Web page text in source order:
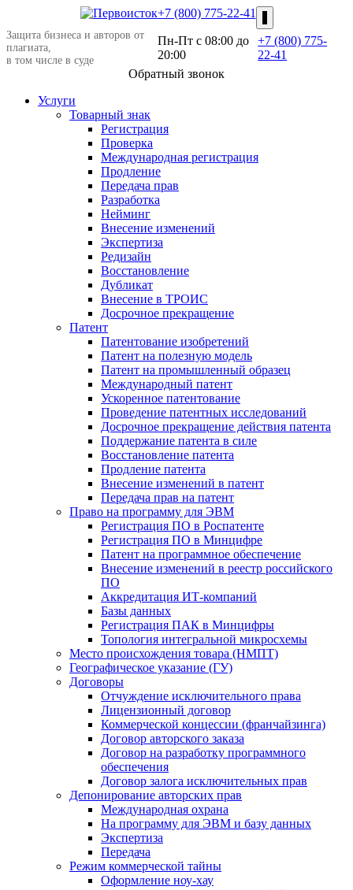
+7 (800) 775-22-41
Защита бизнеса и авторов от
плагиата,
в том числе в суде
Пн-Пт c 08:00 до
20:00
+7 (800) 775-
22-41
Обратный звонок
Услуги
Товарный знак
Регистрация
Проверка
Международная регистрация
Продление
Передача прав
Разработка
Нейминг
Внесение изменений
Экспертиза
Редизайн
Восстановление
Дубликат
Внесение в ТРОИС
Досрочное прекращение
Патент
Патентование изобретений
Патент на полезную модель
Патент на промышленный образец
Международный патент
Ускоренное патентование
Проведение патентных исследований
Досрочное прекращение действия патента
Поддержание патента в силе
Восстановление патента
Продление патента
Внесение изменений в патент
Передача прав на патент
Право на программу для ЭВМ
Регистрация ПО в Роспатенте
Регистрация ПО в Минцифре
Патент на программное обеспечение
Внесение изменений в реестр российского
ПО
Аккредитация ИТ-компаний
Базы данных
Регистрация ПАК в Минцифры
Топология интегральной микросхемы
Место происхождения товара (НМПТ)
Географическое указание (ГУ)
Договоры
Отчуждение исключительного права
Лицензионный договор
Коммерческой концессии (франчайзинга)
Договор авторского заказа
Договор на разработку программного
обеспечения
Договор залога исключительных прав
Депонирование авторских прав
Международная охрана
На программу для ЭВМ и базу данных
Экспертиза
Передача
Режим коммерческой тайны
Оформление ноу-хау